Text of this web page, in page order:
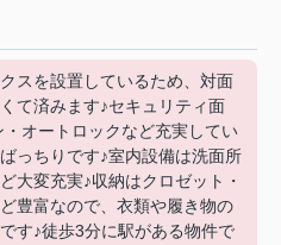
スを設置しているため、対面
て済みます♪セキュリティ面
オートロックなど充実してい
っちりです♪室内設備は洗面所
大変充実♪収納はクロゼット・
豊富なので、衣類や履き物の
す♪徒歩3分に駅がある物件で